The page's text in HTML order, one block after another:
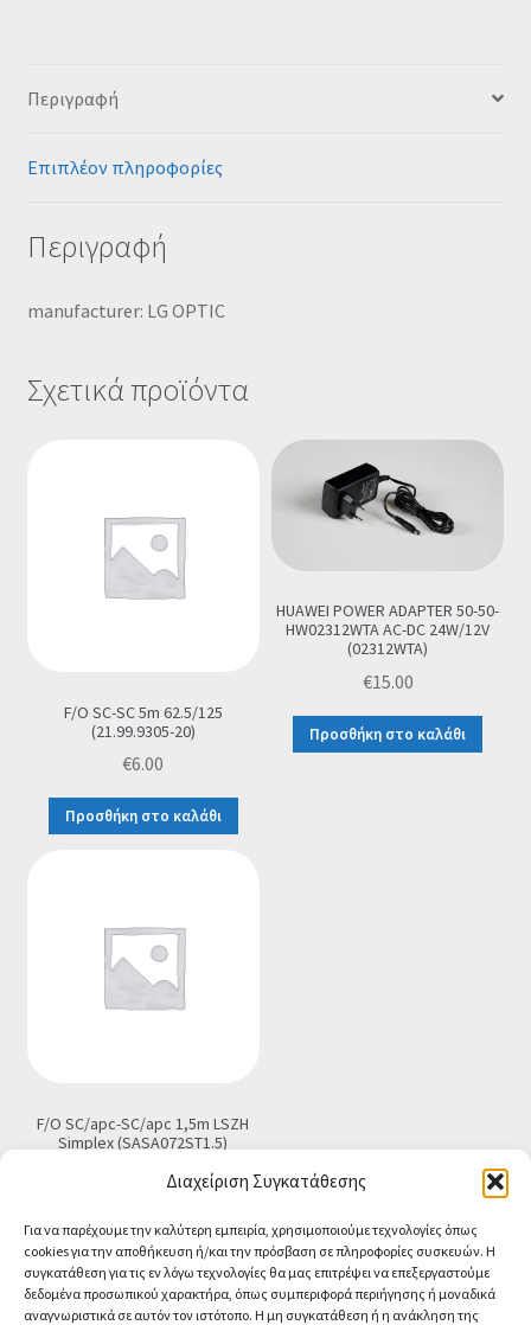
Διαχείριση Συγκατάθεσης
Για να παρέχουμε την καλύτερη εμπειρία, χρησιμοποιούμε τεχνολογίες όπως
cookies για την αποθήκευση ή/και την πρόσβαση σε πληροφορίες συσκευών. Η
συγκατάθεση για τις εν λόγω τεχνολογίες θα μας επιτρέψει να επεξεργαστούμε
δεδομένα προσωπικού χαρακτήρα, όπως συμπεριφορά περιήγησης ή μοναδικά
αναγνωριστικά σε αυτόν τον ιστότοπο. Η μη συγκατάθεση ή η ανάκληση της
Περιγραφή
Επιπλέον πληροφορίες
Περιγραφή
manufacturer: LG ΟΡΤΙC
Σχετικά προϊόντα
F/O SC-SC 5m 62.5/125
(21.99.9305-20)
€6.00
Προσθήκη στο καλάθι
HUAWEI POWER ADAPTER 50-50-
HW02312WTA AC-DC 24W/12V
(02312WTA)
€15.00
Προσθήκη στο καλάθι
F/O SC/apc-SC/apc 1,5m LSZH
Simplex (SASA072ST1.5)
Προσθήκη στο καλάθι